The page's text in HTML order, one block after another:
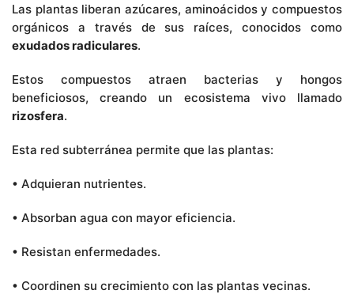
Las plantas liberan azúcares, aminoácidos y compuestos
orgánicos a través de sus raíces, conocidos como
exudados radiculares.
Estos compuestos atraen bacterias y hongos
beneficiosos, creando un ecosistema vivo llamado
rizosfera.
Esta red subterránea permite que las plantas:
• Adquieran nutrientes.
• Absorban agua con mayor eficiencia.
• Resistan enfermedades.
• Coordinen su crecimiento con las plantas vecinas.